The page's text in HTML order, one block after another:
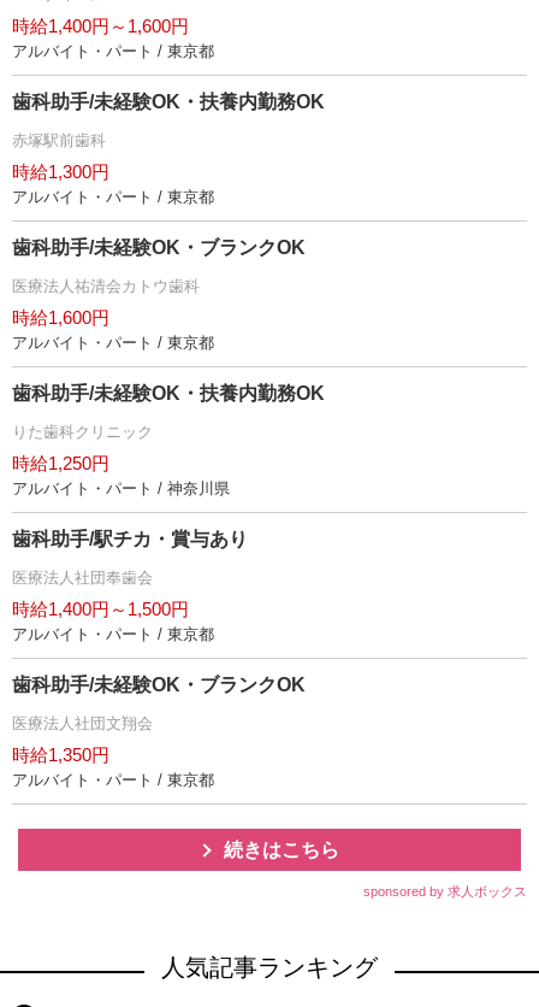
時給1,400円～1,600円
アルバイト・パート / 東京都
歯科助手/未経験OK・扶養内勤務OK
赤塚駅前歯科
時給1,300円
アルバイト・パート / 東京都
歯科助手/未経験OK・ブランクOK
医療法人祐清会カトウ歯科
時給1,600円
アルバイト・パート / 東京都
歯科助手/未経験OK・扶養内勤務OK
りた歯科クリニック
時給1,250円
アルバイト・パート / 神奈川県
歯科助手/駅チカ・賞与あり
医療法人社団奉歯会
時給1,400円～1,500円
アルバイト・パート / 東京都
歯科助手/未経験OK・ブランクOK
医療法人社団文翔会
時給1,350円
アルバイト・パート / 東京都
続きはこちら
sponsored by 求人ボックス
人気記事ランキング